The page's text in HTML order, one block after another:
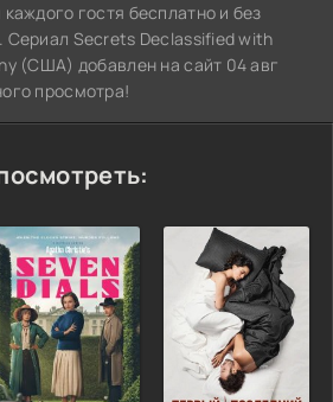
гостя бесплатно и без
Сериал Secrets Declassified with
(США) добавлен на сайт 04 авг
просмотра!